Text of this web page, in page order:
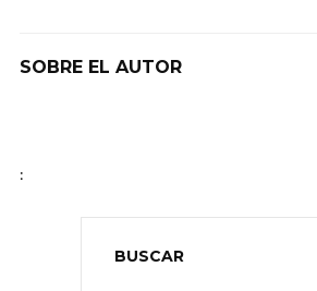
SOBRE EL AUTOR
:
BUSCAR